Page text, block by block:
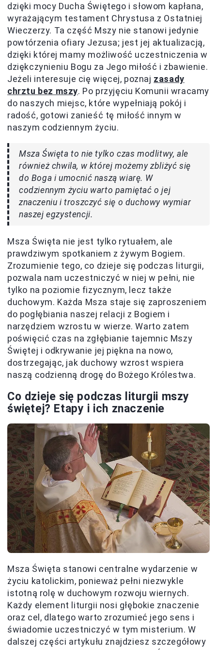
dzięki mocy Ducha Świętego i słowom kapłana,
wyrażającym testament Chrystusa z Ostatniej
Wieczerzy. Ta część Mszy nie stanowi jedynie
powtórzenia ofiary Jezusa; jest jej aktualizacją,
dzięki której mamy możliwość uczestniczenia w
dziękczynieniu Bogu za Jego miłość i zbawienie.
Jeżeli interesuje cię więcej, poznaj zasady
chrztu bez mszy. Po przyjęciu Komunii wracamy
do naszych miejsc, które wypełniają pokój i
radość, gotowi zanieść tę miłość innym w
naszym codziennym życiu.
Msza Święta to nie tylko czas modlitwy, ale
również chwila, w której możemy zbliżyć się
do Boga i umocnić naszą wiarę. W
codziennym życiu warto pamiętać o jej
znaczeniu i troszczyć się o duchowy wymiar
naszej egzystencji.
Msza Święta nie jest tylko rytuałem, ale
prawdziwym spotkaniem z żywym Bogiem.
Zrozumienie tego, co dzieje się podczas liturgii,
pozwala nam uczestniczyć w niej w pełni, nie
tylko na poziomie fizycznym, lecz także
duchowym. Każda Msza staje się zaproszeniem
do pogłębiania naszej relacji z Bogiem i
narzędziem wzrostu w wierze. Warto zatem
poświęcić czas na zgłębianie tajemnic Mszy
Świętej i odkrywanie jej piękna na nowo,
dostrzegając, jak duchowy wzrost wspiera
naszą codzienną drogę do Bożego Królestwa.
Co dzieje się podczas liturgii mszy
świętej? Etapy i ich znaczenie
Msza Święta stanowi centralne wydarzenie w
życiu katolickim, ponieważ pełni niezwykle
istotną rolę w duchowym rozwoju wiernych.
Każdy element liturgii nosi głębokie znaczenie
oraz cel, dlatego warto zrozumieć jego sens i
świadomie uczestniczyć w tym misterium. W
dalszej części artykułu znajdziesz szczegółowy